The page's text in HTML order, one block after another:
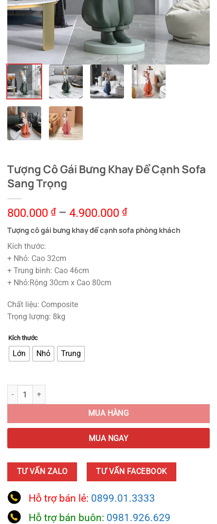
Tượng Cô Gái Bưng Khay Để Cạnh Sofa
Sang Trọng
800.000 ₫– 4.900.000 ₫
Tượng cô gái bưng khay để cạnh sofa phòng khách
Kích thước:
+ Nhỏ: Cao 32cm
+ Trung bình: Cao 46cm
+ Nhỏ:Rộng 30cm x Cao 80cm
Chất liệu: Composite
Trọng lượng: 8kg
Kích thước
Lớn Nhỏ Trung
Tượng Cô Gái Bưng Khay Để Cạnh Sofa Sang Trọng quantity
MUA HÀNG
MUA NGAY
TƯ VẤN ZALO TƯ VẤN FACEBOOK
Hỗ trợ bán lẻ: 0899.01.3333
Hỗ trợ bán buôn: 0981.926.629